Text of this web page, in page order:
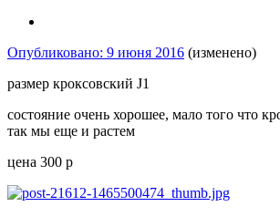
Опубликовано: 9 июня 2016 (изменено)
размер кроксовский J1
состояние очень хорошее, мало того что
так мы еще и растем
цена 300 р